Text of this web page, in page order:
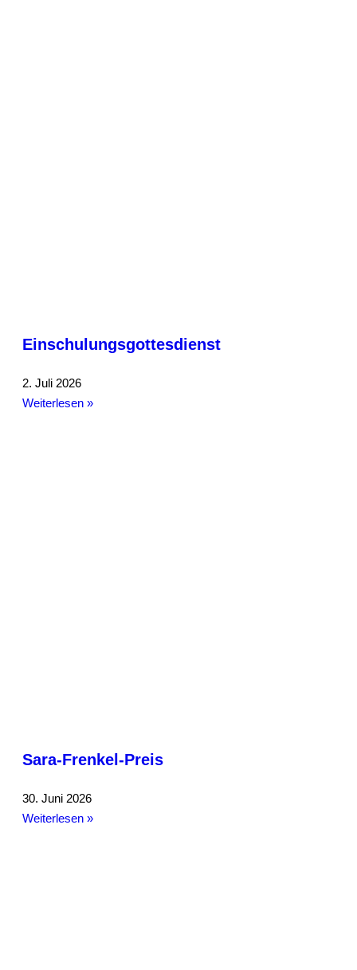
Einschulungsgottesdienst
2. Juli 2026
Weiterlesen »
Sara-Frenkel-Preis
30. Juni 2026
Weiterlesen »